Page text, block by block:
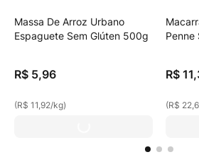
Massa De Arroz Urbano
Espaguete Sem Glúten 500g
R$ 5,96
(R$ 11,92/kg)
Penne
R$ 11,
(R$